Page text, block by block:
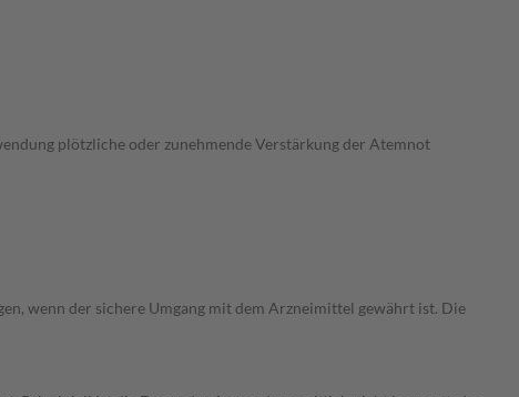
plötzliche oder zunehmende Verstärkung der Atemnot
wenn der sichere Umgang mit dem Arzneimittel gewährt ist. Die